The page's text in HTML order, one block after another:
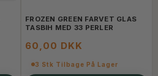
FROZEN GREEN FARVET GLAS
TASBIH MED 33 PERLER
60,00 DKK
3 Stk Tilbage På Lager